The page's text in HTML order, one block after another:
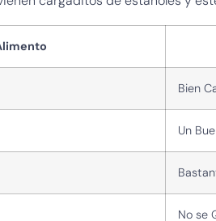
Bien
Un
No se